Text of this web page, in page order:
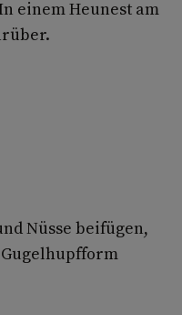
einem Heunest am
Nüsse beifügen,